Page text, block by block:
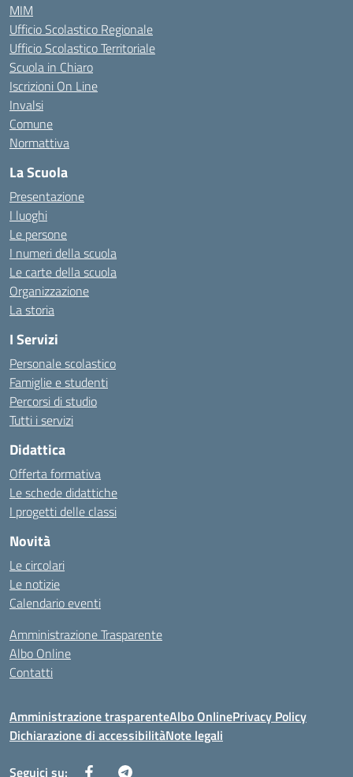
MIM
Ufficio Scolastico Regionale
Ufficio Scolastico Territoriale
Scuola in Chiaro
Iscrizioni On Line
Invalsi
Comune
Normattiva
La Scuola
Presentazione
I luoghi
Le persone
I numeri della scuola
Le carte della scuola
Organizzazione
La storia
I Servizi
Personale scolastico
Famiglie e studenti
Percorsi di studio
Tutti i servizi
Didattica
Offerta formativa
Le schede didattiche
I progetti delle classi
Novità
Le circolari
Le notizie
Calendario eventi
Amministrazione Trasparente
Albo Online
Contatti
Amministrazione trasparenteAlbo OnlinePrivacy Policy
Dichiarazione di accessibilitàNote legali
Seguici su: